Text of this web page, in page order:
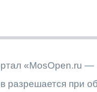
«MosOpen.ru —
разрешается при